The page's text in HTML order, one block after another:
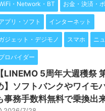
・Network・BT お金・決済・
プリ・ソフト インターネット
ジェット・デジモノ スマホ ニ
ロバイダー
【LINEMO 5周年大週穫祭
】ソフトバンクやワイモ
事務手数料無料で乗換出